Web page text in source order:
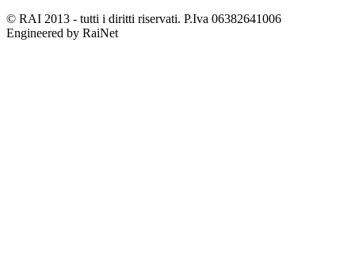
© RAI 2013 - tutti i diritti riservati. P.Iva 06382641006
Engineered by RaiNet